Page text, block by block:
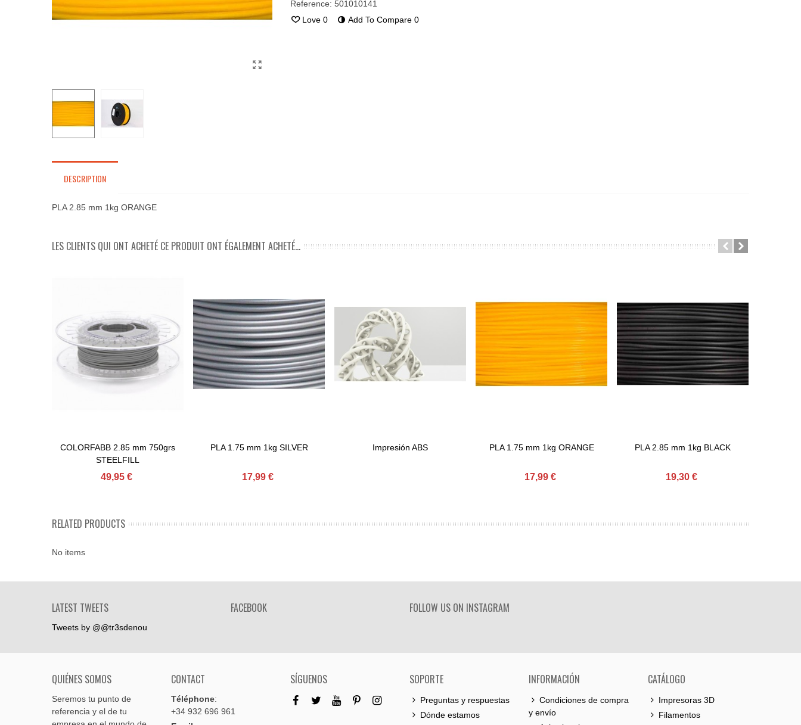
Reference: 501010141
Love 0 Add To Compare 0
DESCRIPTION
PLA 2.85 mm 1kg ORANGE
LES CLIENTS QUI ONT ACHETÉ CE PRODUIT ONT ÉGALEMENT ACHETÉ...
Ajouter Au Panier
COLORFABB 2.85 mm 750grs
STEELFILL
49,95 €
Ajouter Au Panier
PLA 1.75 mm 1kg SILVER
17,99 €
View More
Impresión ABS Ajouter Au Panier
PLA 1.75 mm 1kg ORANGE
17,99 €
Ajouter Au Panier
PLA 2.85 mm 1kg BLACK
19,30 €
RELATED PRODUCTS
No items
LATEST TWEETS
Tweets by @@tr3sdenou
FACEBOOK FOLLOW US ON INSTAGRAM
QUIÉNES SOMOS
Seremos tu punto de
referencia y el de tu
CONTACT
Téléphone:
+34 932 696 961
SÍGUENOS SOPORTE
Preguntas y respuestas
Dónde estamos
INFORMACIÓN
Condiciones de compra
y envío
CATÁLOGO
Impresoras 3D
Filamentos